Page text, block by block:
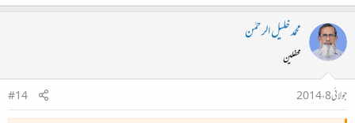
محمد خلیل الرحمٰن
محفلین
جولائی 8، 2014
#14